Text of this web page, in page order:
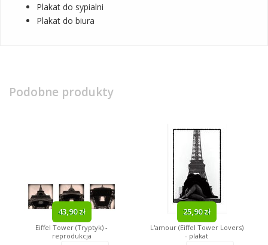
Plakat do sypialni
Plakat do biura
Podobne produkty
43,90 zł
Eiffel Tower (Tryptyk) -
reprodukcja
25,90 zł
L'amour (Eiffel Tower Lovers)
- plakat